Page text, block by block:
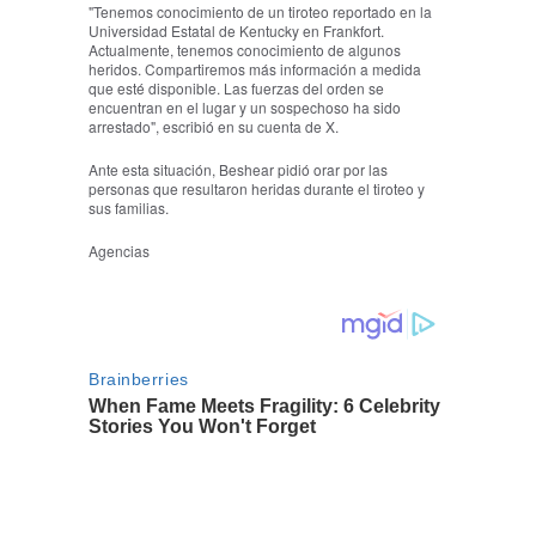
"Tenemos conocimiento de un tiroteo reportado en la
Universidad Estatal de Kentucky en Frankfort.
Actualmente, tenemos conocimiento de algunos
heridos. Compartiremos más información a medida
que esté disponible. Las fuerzas del orden se
encuentran en el lugar y un sospechoso ha sido
arrestado", escribió en su cuenta de X.
Ante esta situación, Beshear pidió orar por las
personas que resultaron heridas durante el tiroteo y
sus familias.
Agencias